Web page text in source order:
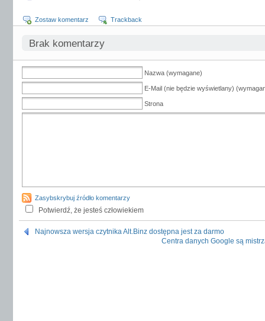
Zostaw komentarz Trackback
Brak komentarzy
Nazwa (wymagane)
E-Mail (nie będzie wyświetlany)
Strona
Zasybskrybuj źródło komentarzy
Potwierdź, że jesteś człowiekiem
Najnowsza wersja czytnika Alt.Binz dostępna jest za darmo
Centra danych Google są